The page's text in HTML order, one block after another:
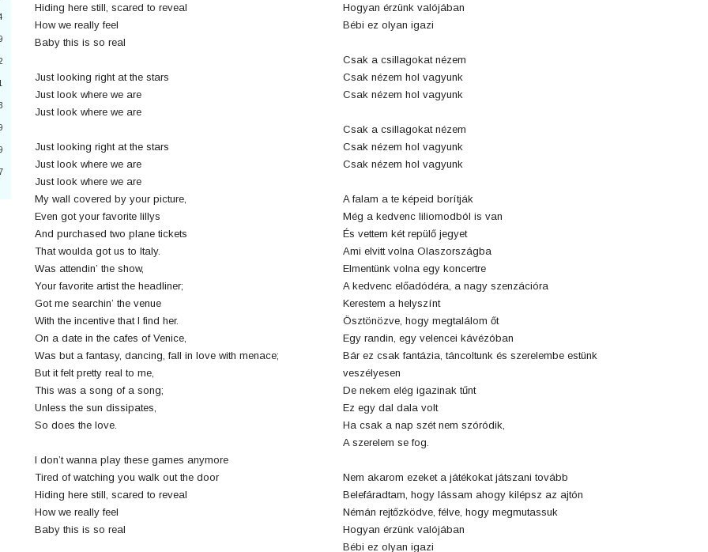
Hiding here still, scared to reveal
How we really feel
Baby this is so real
Just looking right at the stars
Just look where we are
Just look where we are
Just looking right at the stars
Just look where we are
Just look where we are
My wall covered by your picture,
Even got your favorite lillys
And purchased two plane tickets
That woulda got us to Italy.
Was attendin’ the show,
Your favorite artist the headliner;
Got me searchin’ the venue
With the incentive that I find her.
On a date in the cafes of Venice,
Was but a fantasy, dancing, fall in love with menace;
But it felt pretty real to me,
This was a song of a song;
Unless the sun dissipates,
So does the love.
I don’t wanna play these games anymore
Tired of watching you walk out the door
Hiding here still, scared to reveal
How we really feel
Baby this is so real
Hogyan érzünk valójában
Bébi ez olyan igazi
Csak a csillagokat nézem
Csak nézem hol vagyunk
Csak nézem hol vagyunk
Csak a csillagokat nézem
Csak nézem hol vagyunk
Csak nézem hol vagyunk
A falam a te képeid borítják
Még a kedvenc liliomodból is van
És vettem két repülő jegyet
Ami elvitt volna Olaszországba
Elmentünk volna egy koncertre
A kedvenc előadódéra, a nagy szenzációra
Kerestem a helyszínt
Ösztönözve, hogy megtalálom őt
Egy randin, egy velencei kávézóban
Bár ez csak fantázia, táncoltunk és szerelembe estünk
veszélyesen
De nekem elég igazinak tűnt
Ez egy dal dala volt
Ha csak a nap szét nem szóródik,
A szerelem se fog.
Nem akarom ezeket a játékokat játszani tovább
Belefáradtam, hogy lássam ahogy kilépsz az ajtón
Némán rejtőzködve, félve, hogy megmutassuk
Hogyan érzünk valójában
Bébi ez olyan igazi